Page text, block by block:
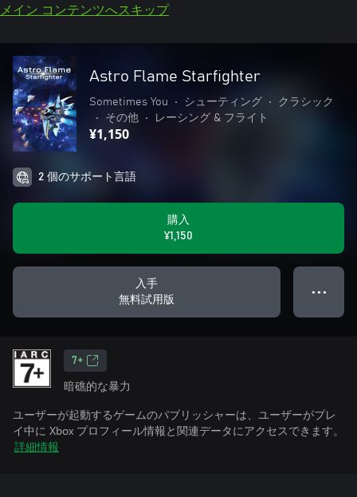
メイン コンテンツへスキップ
Astro Flame Starfighter
Sometimes You • シューティング •
クラシック
•
その他 • レーシング & フライト
¥1,150
2 個のサポート言語
購入
¥1,150
入手
無料試用版
● ● ●
7+
暗礁的な暴力
ユーザーが起動するゲームのパブリッシャーは、ユーザーがプレ
イ中に Xbox プロフィール情報と関連データにアクセスできます。
詳細情報